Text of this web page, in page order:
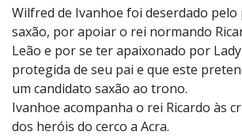
Wilfred de Ivanhoe foi deserdado pelo
saxão, por apoiar o rei normando
Leão e por se ter apaixonado por
protegida de seu pai e que este
um candidato saxão ao trono.
Ivanhoe acompanha o rei Ricardo às
dos heróis do cerco a Acra.